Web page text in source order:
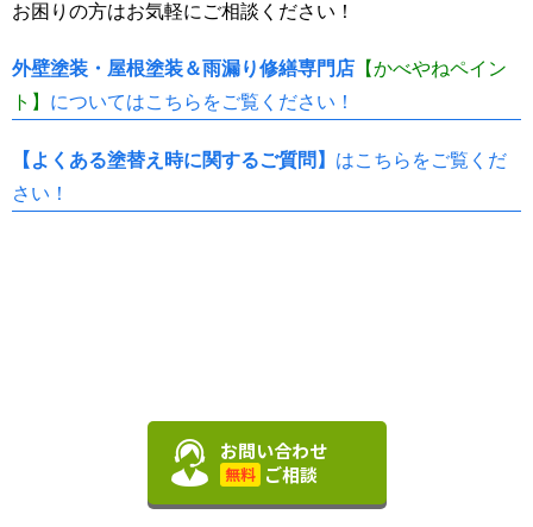
お困りの方はお気軽にご相談ください！
外壁塗装・屋根塗装＆雨漏り修繕専門店 【かべやねペイン
ト】 についてはこちらをご覧ください！
【よくある塗替え時に関するご質問】 はこちらをご覧くだ
さい！
お問い合わせ
無料 ご相談